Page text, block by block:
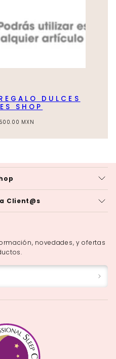
DULCES
SHOP
MXN
Client@s
novedades, y ofertas